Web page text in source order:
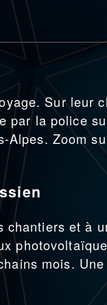
Sur leur
par la police
Alpes. Zoom
chantiers et à
mois.